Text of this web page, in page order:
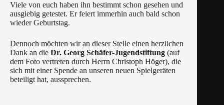
Viele von euch haben ihn bestimmt schon gesehen und
ausgiebig getestet. Er feiert immerhin auch bald schon
wieder Geburtstag.
Dennoch möchten wir an dieser Stelle einen herzlichen
Dank an die Dr. Georg Schäfer-Jugendstiftung (auf
dem Foto vertreten durch Herrn Christoph Höger), die
sich mit einer Spende an unseren neuen Spielgeräten
beteiligt hat, aussprechen.